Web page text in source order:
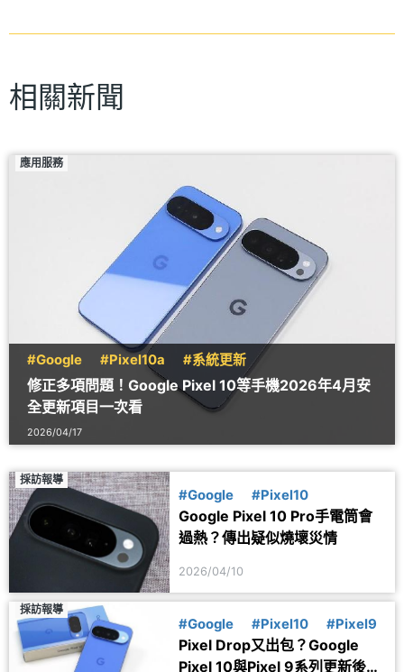
相關新聞
應用服務
#Google #Pixel10a #系統更新
修正多項問題！Google Pixel 10等手機2026年4月安
全更新項目一次看
2026/04/17
採訪報導
#Google #Pixel10
Google Pixel 10 Pro手電筒會
過熱？傳出疑似燒壞災情
2026/04/10
採訪報導
#Google #Pixel10 #Pixel9
Pixel Drop又出包？Google
Pixel 10與Pixel 9系列更新後傳